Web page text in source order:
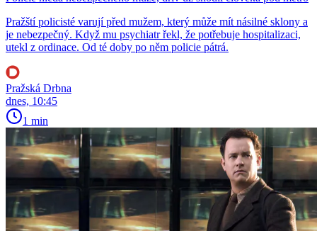
Pražští policisté varují před mužem, který může mít násilné sklony a
je nebezpečný. Když mu psychiatr řekl, že potřebuje hospitalizaci,
utekl z ordinace. Od té doby po něm policie pátrá.
Pražská Drbna
dnes, 10:45
1 min